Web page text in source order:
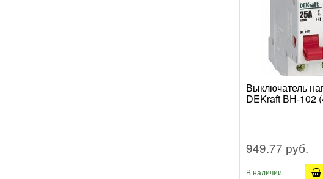
Выключатель
DEKraft ВН-102
949.77 руб.
В наличии